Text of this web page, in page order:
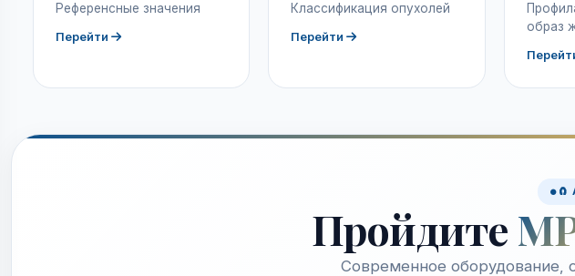
Референсные значения
Перейти
Классификация опухолей
Перейти
образ
Пройдите
Современное оборудование,